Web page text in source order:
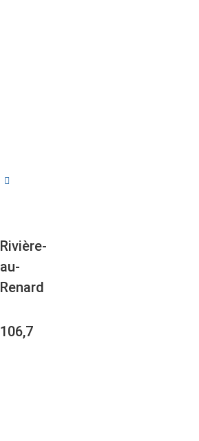
Rivière-
au-
Renard
106,7